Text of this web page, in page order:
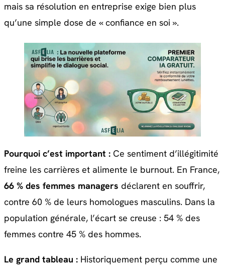
mais sa résolution en entreprise exige bien plus
qu’une simple dose de « confiance en soi ».
Pourquoi c’est important : Ce sentiment d’illégitimité
freine les carrières et alimente le burnout. En France,
66 % des femmes managers déclarent en souffrir,
contre 60 % de leurs homologues masculins. Dans la
population générale, l’écart se creuse : 54 % des
femmes contre 45 % des hommes.
Le grand tableau : Historiquement perçu comme une